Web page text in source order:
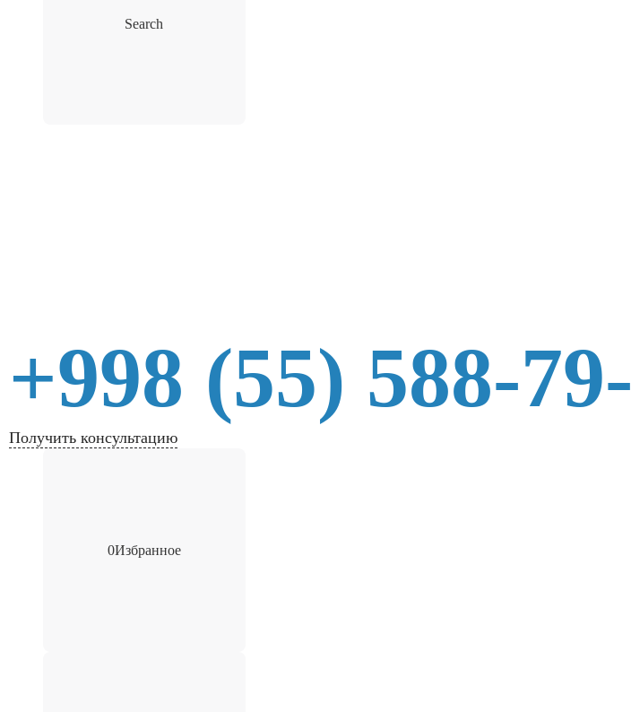
Search
+998 (55) 588-
Получить консультацию
0Избранное